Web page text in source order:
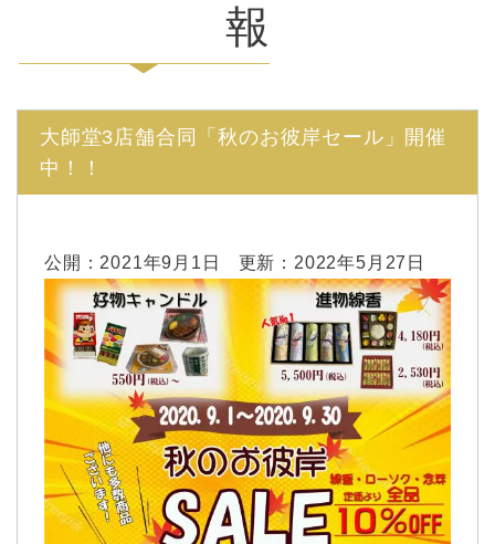
報
大師堂3店舗合同「秋のお彼岸セール」開催
中！！
公開： 2021年9月1日 更新： 2022年5月27日